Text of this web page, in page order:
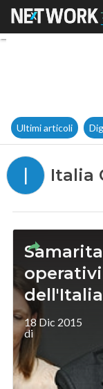
Ultimi articoli
I Italia
18 Dic 2015
di